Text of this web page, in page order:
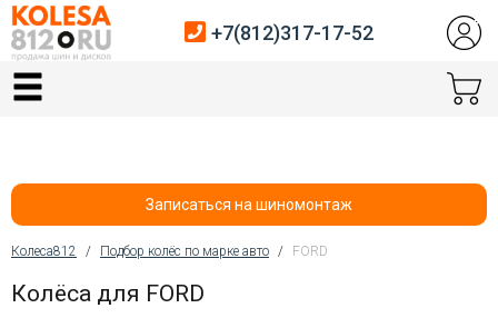
Главная
Автосервис
Датчики давления
+7(812)317-17-52
Записаться на шиномонтаж
Вы здесь
Колеса812 / Подбор колёс по марке авто / FORD
Колёса для FORD